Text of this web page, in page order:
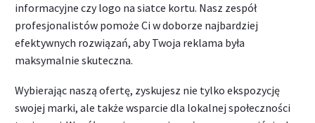
informacyjne czy logo na siatce kortu. Nasz zespół
profesjonalistów pomoże Ci w doborze najbardziej
efektywnych rozwiązań, aby Twoja reklama była
maksymalnie skuteczna.
Wybierając naszą ofertę, zyskujesz nie tylko ekspozycję
swojej marki, ale także wsparcie dla lokalnej społeczności